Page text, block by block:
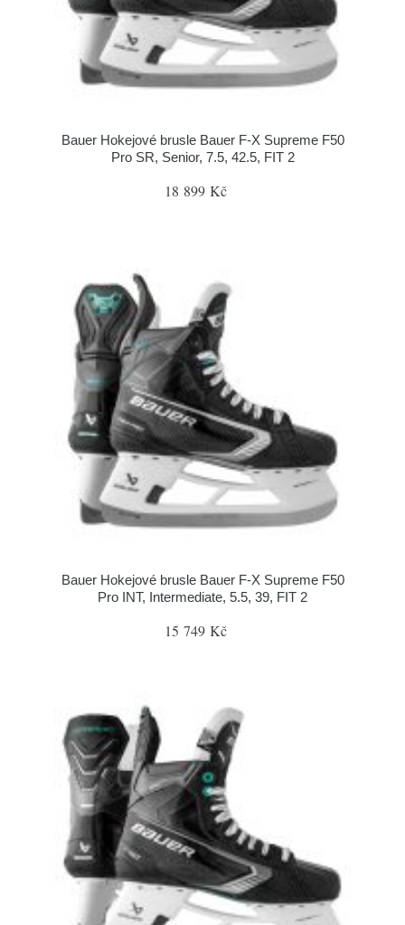
Bauer Hokejové brusle Bauer F-X Supreme F50
Pro SR, Senior, 7.5, 42.5, FIT 2
18 899 Kč
Bauer Hokejové brusle Bauer F-X Supreme F50
Pro INT, Intermediate, 5.5, 39, FIT 2
15 749 Kč